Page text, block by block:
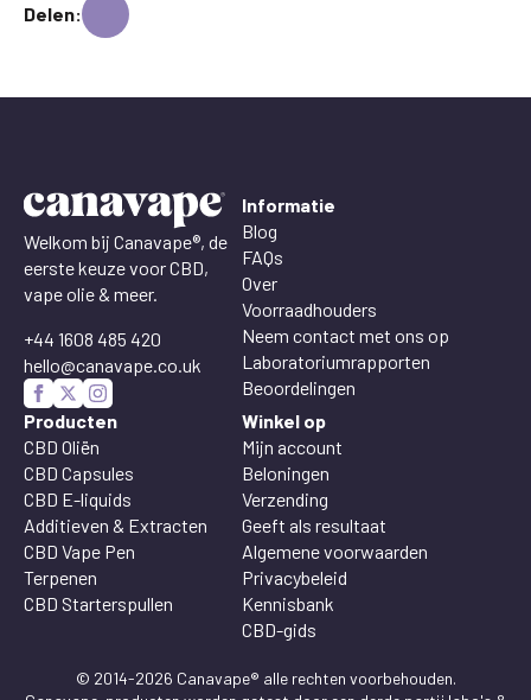
Delen:
Welkom bij Canavape®, de
eerste keuze voor CBD,
vape olie & meer.
+44 1608 485 420
hello@canavape.co.uk
Informatie
Blog
FAQs
Over
Voorraadhouders
Neem contact met ons op
Laboratoriumrapporten
Beoordelingen
Producten
CBD Oliën
CBD Capsules
CBD E-liquids
Additieven & Extracten
CBD Vape Pen
Terpenen
CBD Starterspullen
Winkel op
Mijn account
Beloningen
Verzending
Geeft als resultaat
Algemene voorwaarden
Privacybeleid
Kennisbank
CBD-gids
© 2014-2026 Canavape® alle rechten voorbehouden.